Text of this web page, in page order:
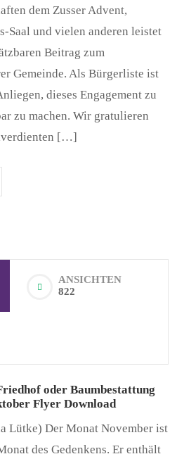
dem Zusser Advent,
Saal und vielen anderen leistet
Beitrag zum
Gemeinde. Als Bürgerliste ist
dieses Engagement zu
zu machen. Wir gratulieren
[…]
ANSICHTEN
822
oder Baumbestattung
Flyer Download
Lütke) Der Monat November ist
des Gedenkens. Er enthält